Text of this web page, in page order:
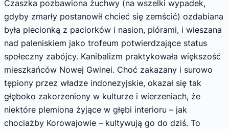
Czaszka pozbawiona żuchwy (na wszelki wypadek,
gdyby zmarły postanowił chcieć się zemścić) ozdabiana
była plecionką z paciorków i nasion, piórami, i wieszana
nad paleniskiem jako trofeum potwierdzające status
społeczny zabójcy. Kanibalizm praktykowała większość
mieszkańców Nowej Gwinei. Choć zakazany i surowo
tępiony przez władze indonezyjskie, okazał się tak
głęboko zakorzeniony w kulturze i wierzeniach, że
niektóre plemiona żyjące w głębi interioru – jak
chociażby Korowajowie – kultywują go do dziś. To